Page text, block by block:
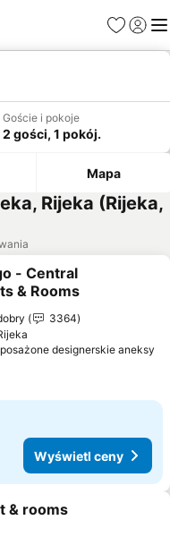
Ulubione
Goście i pokoje
2 gości, 1 pokój.
Mapa
Rijeka (Rijeka,
ulubionych
- Central
& Rooms
3364
designerskie aneksy
Wyświetl ceny
ulubionych
& rooms